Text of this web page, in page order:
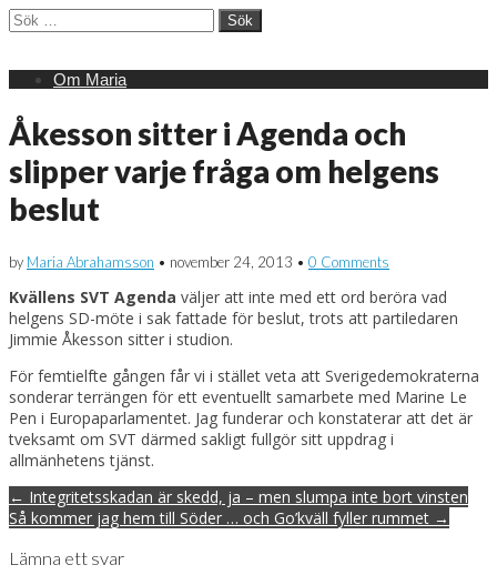
Sök
efter:
Main
Skip
content
Om Maria
Åkesson sitter i Agenda och
slipper varje fråga om helgens
beslut
by Maria Abrahamsson • november 24, 2013 • 0 Comments
Kvällens SVT Agenda väljer att inte med ett ord beröra vad
helgens SD-möte i sak fattade för beslut, trots att partiledaren
Jimmie Åkesson sitter i studion.
För femtielfte gången får vi i stället veta att Sverigedemokraterna
sonderar terrängen för ett eventuellt samarbete med Marine Le
Pen i Europaparlamentet. Jag funderar och konstaterar att det är
tveksamt om SVT därmed sakligt fullgör sitt uppdrag i
allmänhetens tjänst.
Post
navigation
← Integritetsskadan är skedd, ja – men slumpa inte bort vinsten
Så kommer jag hem till Söder … och Go’kväll fyller rummet →
Lämna ett svar